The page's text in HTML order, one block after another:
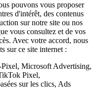
pouvons vous proposer
d'intérêt, des contenus
sur notre site ou nos
vous consultez et de vos
Avec votre accord, nous
sur ce site internet :
Microsoft Advertising,
Pixel,
sur les clics, Ads